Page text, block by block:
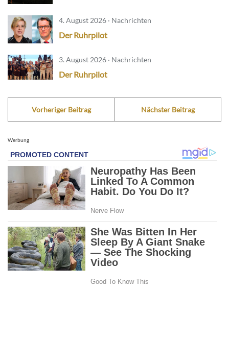
4. August 2026 · Nachrichten
Der Ruhrpilot
3. August 2026 · Nachrichten
Der Ruhrpilot
Vorheriger Beitrag Nächster Beitrag
Werbung